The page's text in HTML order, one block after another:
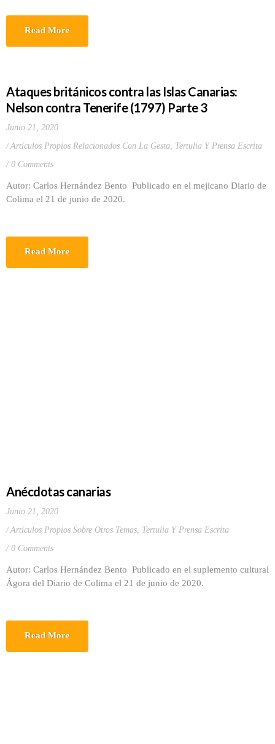
Read More
Ataques británicos contra las Islas Canarias:
Nelson contra Tenerife (1797) Parte 3
Junio 21, 2020
Artículos Propios Relacionados Con La Gesta, Tertulia Y Prensa Escrita
0 Comments
Autor: Carlos Hernández Bento Publicado en el mejicano Diario de
Colima el 21 de junio de 2020.
Read More
Anécdotas canarias
Junio 21, 2020
Artículos Propios Sobre Otros Temas, Tertulia Y Prensa Escrita
0 Comments
Autor: Carlos Hernández Bento Publicado en el suplemento cultural
Ágora del Diario de Colima el 21 de junio de 2020.
Read More